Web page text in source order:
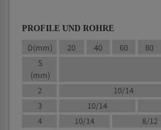
PROFILE UND ROHRE
D(mm) 20 40 60 80
S
(mm)
2
10/14
3
10/14
4
10/14 8/12